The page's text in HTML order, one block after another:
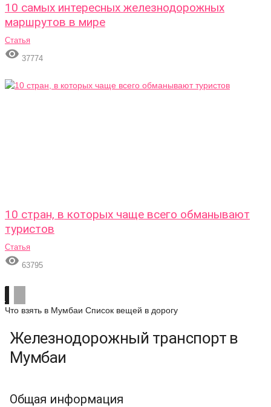
10 самых интересных железнодорожных
маршрутов в мире
Статья
 37774
10 стран, в которых чаще всего обманывают
туристов
Статья
 63795
Что взять в Мумбаи Список вещей в дорогу
Железнодорожный транспорт в
Мумбаи
Общая информация